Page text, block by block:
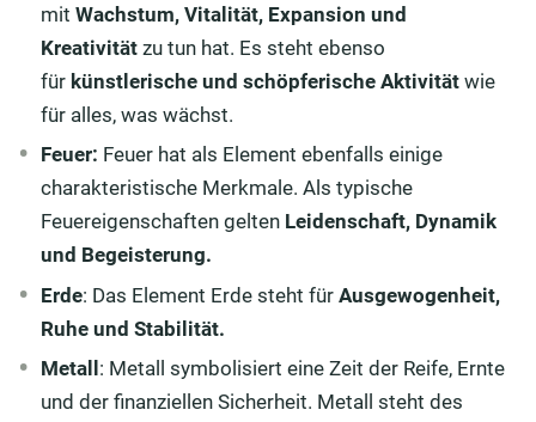
mitWachstum, Vitalität, Expansion und
Kreativität zu tun hat. Es steht ebenso
für künstlerische und schöpferische Aktivität wie
für alles, was wächst.
Feuer: Feuer hat als Element ebenfalls einige
charakteristische Merkmale. Als typische
Feuereigenschaften gelten Leidenschaft, Dynamik
und Begeisterung.
Erde: Das Element Erde steht fürAusgewogenheit,
Ruhe und Stabilität.
Metall : Metall symbolisiert eine Zeit der Reife, Ernte
und der finanziellen Sicherheit. Metall steht des